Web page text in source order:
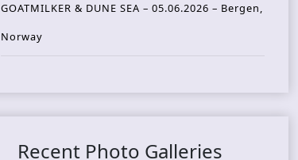
GOATMILKER & DUNE SEA – 05.06.2026 – Bergen,
Norway
Recent Photo Galleries